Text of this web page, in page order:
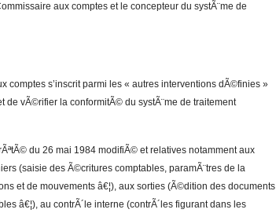
aux comptes et le concepteur du systÃ¨me de
comptes s’inscrit parmi les « autres interventions dÃ©finies »
de vÃ©rifier la conformitÃ© du systÃ¨me de traitement
du 26 mai 1984 modifiÃ© et relatives notamment aux
(saisie des Ã©critures comptables, paramÃ¨tres de la
et de mouvements â€¦), aux sorties (Ã©dition des documents
â€¦), au contrÃ´le interne (contrÃ´les figurant dans les